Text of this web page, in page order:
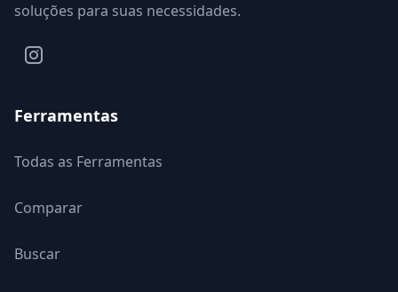
soluções para suas necessidades.
Ferramentas
Todas as Ferramentas
Comparar
Buscar